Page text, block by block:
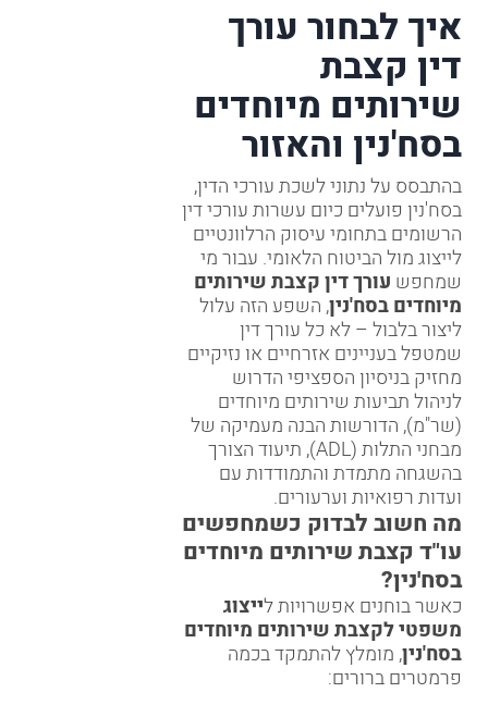
איך לבחור עורך
דין קצבת
שירותים מיוחדים
בסח'נין והאזור
בהתבסס על נתוני לשכת עורכי הדין,
בסח'נין פועלים כיום עשרות עורכי דין
הרשומים בתחומי עיסוק הרלוונטיים
לייצוג מול הביטוח הלאומי. עבור מי
שמחפש עורך דין קצבת שירותים
מיוחדים בסח'נין, השפע הזה עלול
ליצור בלבול – לא כל עורך דין
שמטפל בעניינים אזרחיים או נזיקיים
מחזיק בניסיון הספציפי הדרוש
לניהול תביעות שירותים מיוחדים
(שר"מ), הדורשות הבנה מעמיקה של
מבחני התלות (ADL), תיעוד הצורך
בהשגחה מתמדת והתמודדות עם
ועדות רפואיות וערעורים.
מה חשוב לבדוק כשמחפשים
עו"ד קצבת שירותים מיוחדים
בסח'נין?
כאשר בוחנים אפשרויות לייצוג
משפטי לקצבת שירותים מיוחדים
בסח'נין, מומלץ להתמקד בכמה
פרמטרים ברורים: